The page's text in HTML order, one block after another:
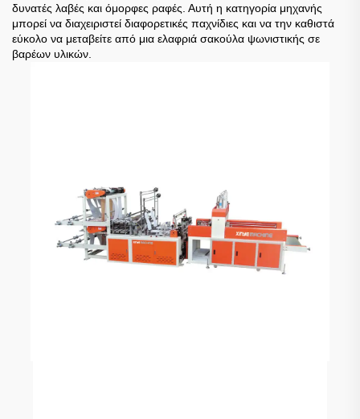
δυνατές λαβές και όμορφες ραφές. Αυτή η κατηγορία μηχανής
μπορεί να διαχειριστεί διαφορετικές παχνίδιες και να την καθιστά
εύκολο να μεταβείτε από μια ελαφριά σακούλα ψωνιστικής σε
βαρέων υλικών.